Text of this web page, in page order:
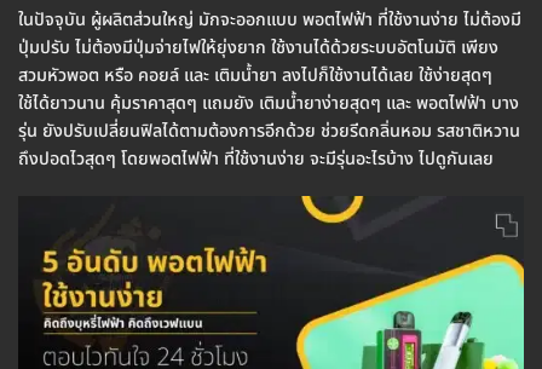
ในปัจจุบัน ผู้ผลิตส่วนใหญ่ มักจะออกแบบ พอตไฟฟ้า ที่ใช้งานง่าย ไม่ต้องมี
ปุ่มปรับ ไม่ต้องมีปุ่มจ่ายไฟให้ยุ่งยาก ใช้งานได้ด้วยระบบอัตโนมัติ เพียง
สวมหัวพอต หรือ คอยล์ และ เติมน้ำยา ลงไปก็ใช้งานได้เลย ใช้ง่ายสุดๆ
ใช้ได้ยาวนาน คุ้มราคาสุดๆ แถมยัง เติมน้ำยาง่ายสุดๆ และ พอตไฟฟ้า บาง
รุ่น ยังปรับเปลี่ยนฟิลได้ตามต้องการอีกด้วย ช่วยรีดกลิ่นหอม รสชาติหวาน
ถึงปอดไวสุดๆ โดยพอตไฟฟ้า ที่ใช้งานง่าย จะมีรุ่นอะไรบ้าง ไปดูกันเลย